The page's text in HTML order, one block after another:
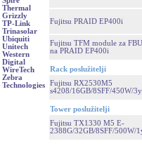
Thermal
Grizzly
TP-Link
Trinasolar
Ubiquiti
Unitech
Western
Digital
WireTech
Zebra
Technologies
Fujitsu PRAID EP400i
Fujitsu TFM module za FBU
na PRAID EP400i
Rack poslužitelji
Fujitsu RX2530M5
s4208/16GB/8SFF/450W/3y
Tower poslužitelji
Fujitsu TX1330 M5 E-
2388G/32GB/8SFF/500W/